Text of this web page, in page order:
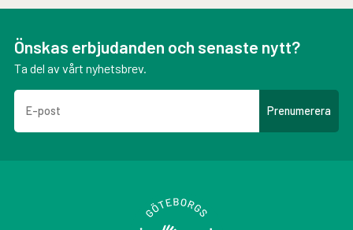
Önskas erbjudanden och senaste nytt?
Ta del av vårt nyhetsbrev.